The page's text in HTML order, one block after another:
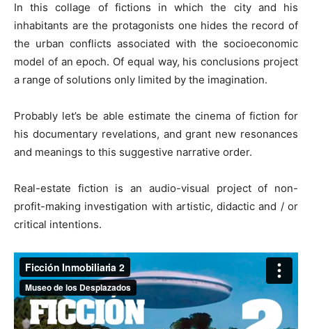
In this collage of fictions in which the city and his
inhabitants are the protagonists one hides the record of
the urban conflicts associated with the socioeconomic
model of an epoch. Of equal way, his conclusions project
a range of solutions only limited by the imagination.
Probably let’s be able estimate the cinema of fiction for
his documentary revelations, and grant new resonances
and meanings to this suggestive narrative order.
Real-estate fiction is an audio-visual project of non-
profit-making investigation with artistic, didactic and / or
critical intentions.